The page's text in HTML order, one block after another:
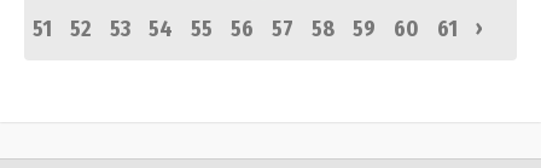
51
52 53 54 55 56 57 58 59 60 61 ›